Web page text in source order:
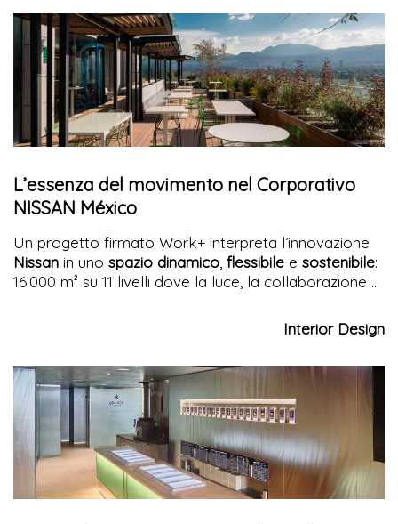
L’essenza del movimento nel Corporativo
NISSAN México
Un progetto firmato Work+ interpreta l’innovazione
Nissan in uno spazio dinamico flessibile e sostenibile:
16.000 m² su 11 livelli dove la luce, la collaborazione e
Interior Design